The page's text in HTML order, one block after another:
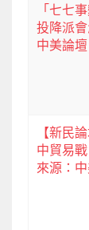
「七七
投降派
中美論壇
【新民
中貿易
來源：